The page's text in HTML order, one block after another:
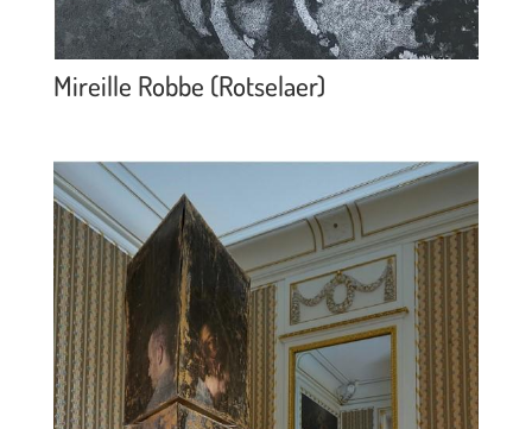
Mireille Robbe (Rotselaer)